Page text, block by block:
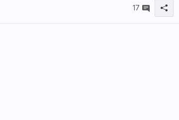
17